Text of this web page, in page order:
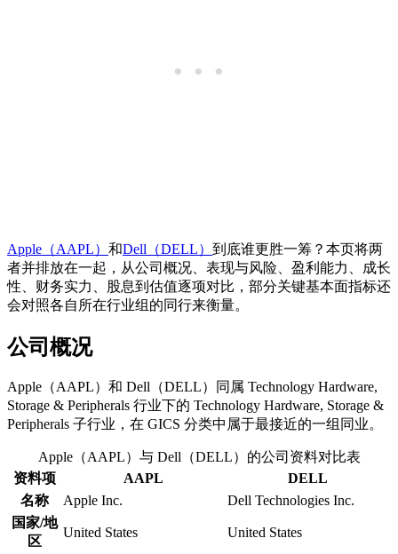
Apple（AAPL） 和Dell（DELL） 到底谁更胜一筹？本页将两
者并排放在一起，从公司概况、表现与风险、盈利能力、成长
性、财务实力、股息到估值逐项对比，部分关键基本面指标还
会对照各自所在行业组的同行来衡量。
公司概况
Apple（AAPL）和 Dell（DELL）同属 Technology Hardware,
Storage & Peripherals 行业下的 Technology Hardware, Storage &
Peripherals 子行业，在 GICS 分类中属于最接近的一组同业。
Apple（AAPL）与 Dell（DELL）的公司资料对比表
资料项
AAPL
DELL
名称
Apple Inc.
Dell Technologies Inc.
国家/地
区
United States
United States